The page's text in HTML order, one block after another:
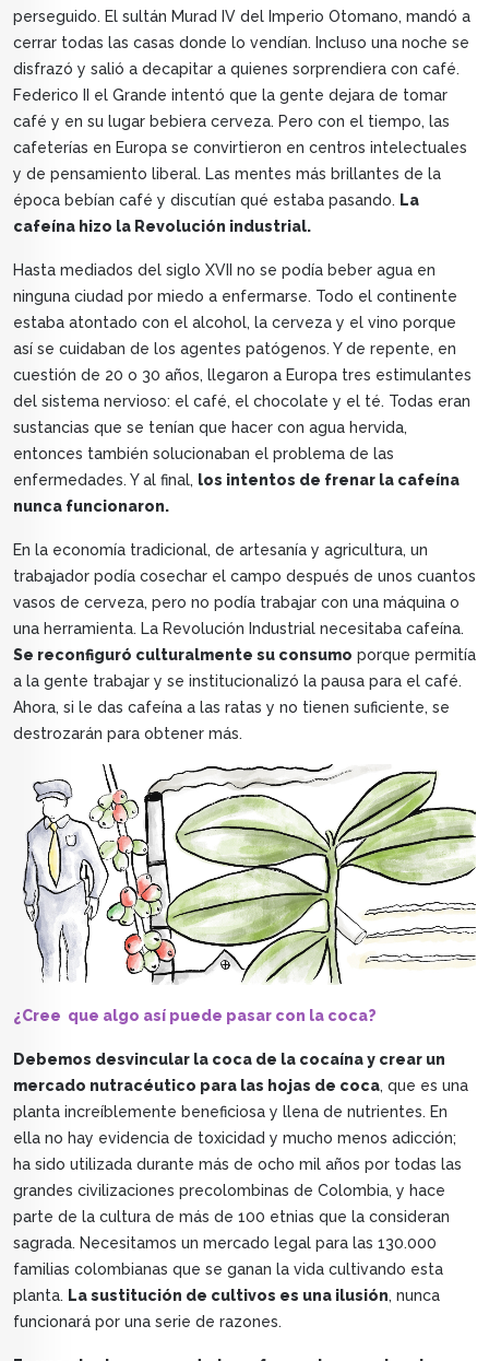
perseguido. El sultán Murad IV del Imperio Otomano, mandó a
cerrar todas las casas donde lo vendían. Incluso una noche se
disfrazó y salió a decapitar a quienes sorprendiera con café.
Federico II el Grande intentó que la gente dejara de tomar
café y en su lugar bebiera cerveza. Pero con el tiempo, las
cafeterías en Europa se convirtieron en centros intelectuales
y de pensamiento liberal. Las mentes más brillantes de la
época bebían café y discutían qué estaba pasando. La
cafeína hizo la Revolución industrial.
Hasta mediados del siglo XVII no se podía beber agua en
ninguna ciudad por miedo a enfermarse. Todo el continente
estaba atontado con el alcohol, la cerveza y el vino porque
así se cuidaban de los agentes patógenos. Y de repente, en
cuestión de 20 o 30 años, llegaron a Europa tres estimulantes
del sistema nervioso: el café, el chocolate y el té. Todas eran
sustancias que se tenían que hacer con agua hervida,
entonces también solucionaban el problema de las
enfermedades. Y al final, los intentos de frenar la cafeína
nunca funcionaron.
En la economía tradicional, de artesanía y agricultura, un
trabajador podía cosechar el campo después de unos cuantos
vasos de cerveza, pero no podía trabajar con una máquina o
una herramienta. La Revolución Industrial necesitaba cafeína.
Se reconfiguró culturalmente su consumo porque permitía
a la gente trabajar y se institucionalizó la pausa para el café.
Ahora, si le das cafeína a las ratas y no tienen suficiente, se
destrozarán para obtener más.
¿Cree que algo así puede pasar con la coca?
Debemos desvincular la coca de la cocaína y crear un
mercado nutracéutico para las hojas de coca, que es una
planta increíblemente beneficiosa y llena de nutrientes. En
ella no hay evidencia de toxicidad y mucho menos adicción;
ha sido utilizada durante más de ocho mil años por todas las
grandes civilizaciones precolombinas de Colombia, y hace
parte de la cultura de más de 100 etnias que la consideran
sagrada. Necesitamos un mercado legal para las 130.000
familias colombianas que se ganan la vida cultivando esta
planta. La sustitución de cultivos es una ilusión, nunca
funcionará por una serie de razones.